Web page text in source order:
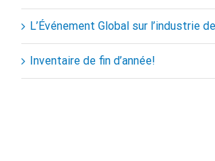
L’Événement Global sur l’industrie
Inventaire de fin d’année!